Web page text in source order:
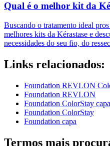
Qual é o melhor kit da
Buscando o tratamento ideal
melhores kits da Kérastase e
necessidades do seu fio, do
Links relacionados:
Foundation REVLON
Foundation REVLON
Foundation ColorStay capa
Foundation ColorStay
Foundation capa
Termos mais